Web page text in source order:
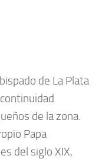
de La Plata
de la zona.
Papa
del siglo XIX,